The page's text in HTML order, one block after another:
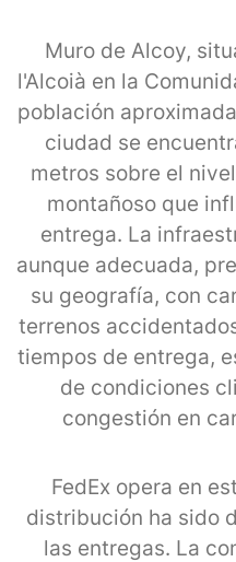
Muro de Alcoy,
l'Alcoià en la
población
ciudad se
metros sobre el
montañoso que
entrega. La
aunque adecuada,
su geografía, con
terrenos
tiempos de entrega,
de condiciones
congestión en
FedEx opera en
distribución ha sido
las entregas. La